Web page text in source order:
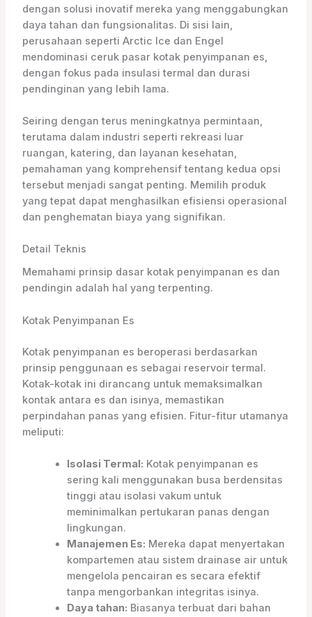
dengan solusi inovatif mereka yang menggabungkan
daya tahan dan fungsionalitas. Di sisi lain,
perusahaan seperti Arctic Ice dan Engel
mendominasi ceruk pasar kotak penyimpanan es,
dengan fokus pada insulasi termal dan durasi
pendinginan yang lebih lama.
Seiring dengan terus meningkatnya permintaan,
terutama dalam industri seperti rekreasi luar
ruangan, katering, dan layanan kesehatan,
pemahaman yang komprehensif tentang kedua opsi
tersebut menjadi sangat penting. Memilih produk
yang tepat dapat menghasilkan efisiensi operasional
dan penghematan biaya yang signifikan.
Detail Teknis
Memahami prinsip dasar kotak penyimpanan es dan
pendingin adalah hal yang terpenting.
Kotak Penyimpanan Es
Kotak penyimpanan es beroperasi berdasarkan
prinsip penggunaan es sebagai reservoir termal.
Kotak-kotak ini dirancang untuk memaksimalkan
kontak antara es dan isinya, memastikan
perpindahan panas yang efisien. Fitur-fitur utamanya
meliputi:
Isolasi Termal: Kotak penyimpanan es
sering kali menggunakan busa berdensitas
tinggi atau isolasi vakum untuk
meminimalkan pertukaran panas dengan
lingkungan.
Manajemen Es: Mereka dapat menyertakan
kompartemen atau sistem drainase air untuk
mengelola pencairan es secara efektif
tanpa mengorbankan integritas isinya.
Daya tahan: Biasanya terbuat dari bahan